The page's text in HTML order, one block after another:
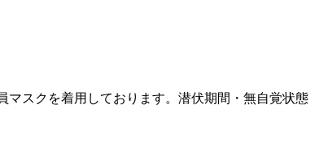
スクを着用しております。潜伏期間・無自覚状態